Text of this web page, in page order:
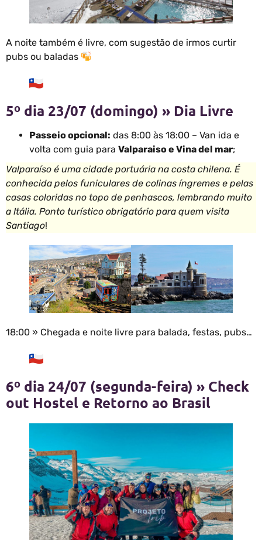
A noite também é livre, com sugestão de irmos curtir
pubs ou baladas
5º dia 23/07 (domingo) » Dia Livre
Passeio opcional: das 8:00 às 18:00 – Van ida e
volta com guia para Valparaiso e Vina del mar;
Valparaíso é uma cidade portuária na costa chilena. É
conhecida pelos funiculares de colinas íngremes e pelas
casas coloridas no topo de penhascos, lembrando muito
a Itália. Ponto turístico obrigatório para quem visita
Santiago!
18:00 » Chegada e noite livre para balada, festas, pubs…
6º dia 24/07 (segunda-feira) » Check
out Hostel e Retorno ao Brasil